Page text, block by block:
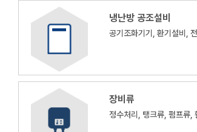
냉난방 공조설비
공기조화기기, 환기설비,
장비류
정수처리, 탱크류, 펌프류,